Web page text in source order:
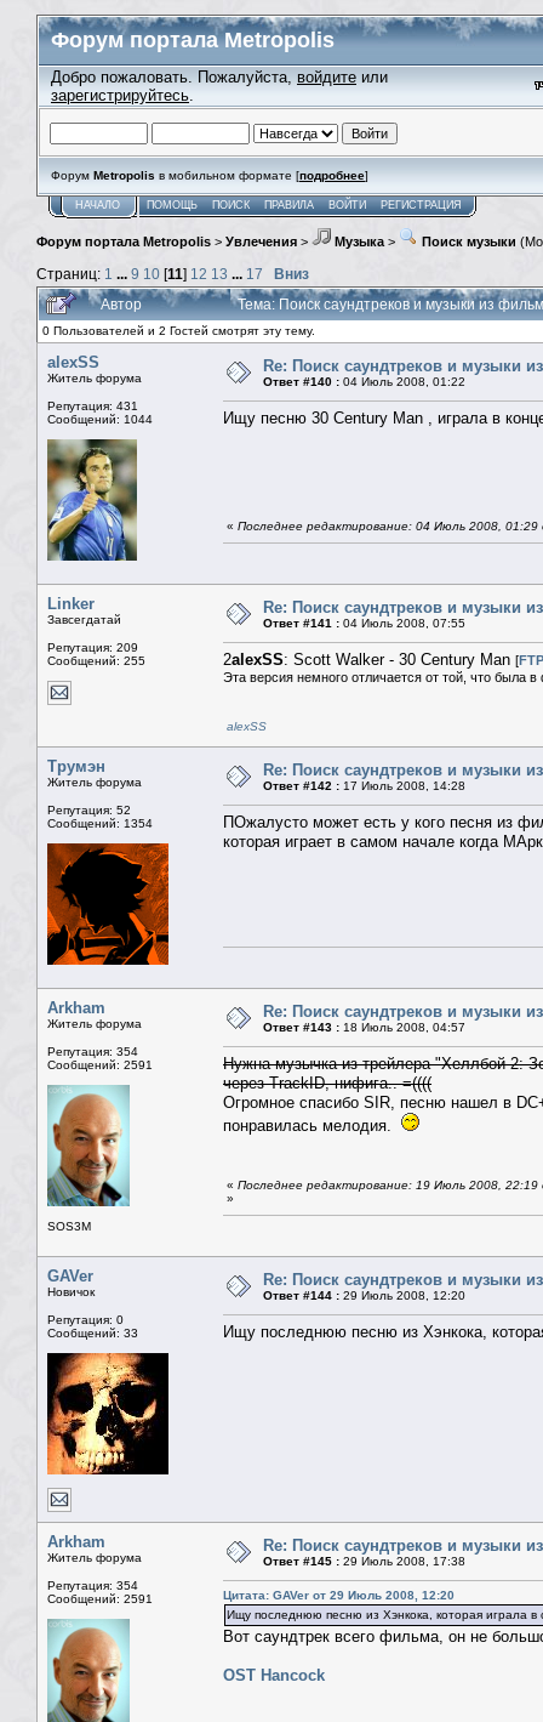
Форум портала Metropolis
Добро пожаловать. Пожалуйста, войдите или
зарегистрируйтесь.
Форум Metropolis в мобильном формате [подробнее]
НАЧАЛО ПОМОЩЬ ПОИСК ПРАВИЛА ВОЙТИ РЕГИСТРАЦИЯ
Форум портала Metropolis > Увлечения > Музыка > Поиск музыки
Страниц: 1 ... 9 10 [11] 12 13 ... 17
Вниз
Автор
Тема: Поиск саундтреков и музыки из
0 Пользователей и 2 Гостей смотрят эту тему.
alexSS
Житель форума
Репутация: 431
Сообщений: 1044
Re: Поиск саундтреков и музыки
Ответ #140 : 04 Июль 2008, 01:22
Ищу песню 30 Century Man , играла в
« Последнее редактирование: 04 Июль 2008, 01:29
Linker
Завсегдатай
Репутация: 209
Сообщений: 255
Re: Поиск саундтреков и музыки
Ответ #141 : 04 Июль 2008, 07:55
2alexSS: Scott Walker - 30 Century Man [FTP
Эта версия немного отличается от той, что была
alexSS
Трумэн
Житель форума
Репутация: 52
Сообщений: 1354
Re: Поиск саундтреков и музыки
Ответ #142 : 17 Июль 2008, 14:28
ПОжалусто может есть у кого песня из
которая играет в самом начале когда
Arkham
Житель форума
Репутация: 354
Сообщений: 2591
SOS3M
Re: Поиск саундтреков и музыки
Ответ #143 : 18 Июль 2008, 04:57
Нужна музычка из трейлера "Хеллбой 2:
через TrackID, нифига.. =((((
Огромное спасибо SIR, песню нашел в
понравилась мелодия.
« Последнее редактирование: 19 Июль 2008, 22:19
»
GAVer
Новичок
Репутация: 0
Сообщений: 33
Re: Поиск саундтреков и музыки
Ответ #144 : 29 Июль 2008, 12:20
Ищу последнюю песню из Хэнкока,
Arkham
Житель форума
Репутация: 354
Сообщений: 2591
Re: Поиск саундтреков и музыки
Ответ #145 : 29 Июль 2008, 17:38
Цитата: GAVer от 29 Июль 2008, 12:20
Ищу последнюю песню из Хэнкока, которая играла
Вот саундтрек всего фильма, он не
OST Hancock